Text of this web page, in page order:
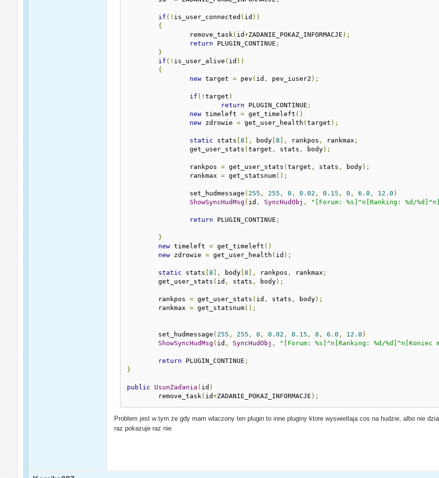
if (! is_user_connected ( id ))
{
		remove_task
( id+ZADANIE_POKAZ_INFORMACJE );
return PLUGIN_CONTINUE ;
}
if (! is_user_alive ( id ))
{
new target = pev ( id , pev_iuser2 );
if (!target )
return PLUGIN_CONTINUE ;
new timeleft = get_timeleft ()
new zdrowie = get_user_health (target );
static stats [8 ], body [8 ], rankpos , rankmax ;
		get_user_stats
(target , stats , body);
		rankpos
= get_user_stats (target , stats , body);
		rankmax
= get_statsnum();
		set_hudmessage
( 255 , 255 , 0 , 0.02 , 0.15 , 0 , 6.0 , 12.0 )
ShowSyncHudMsg ( id , SyncHudObj , "[Forum: %s]^n[Ranking: %d/
return PLUGIN_CONTINUE ;
}
new timeleft = get_timeleft ()
new zdrowie = get_user_health ( id );
static stats [8 ], body [8 ], rankpos , rankmax ;
	get_user_stats
( id , stats , body);
	rankpos
= get_user_stats ( id , stats , body);
	rankmax
= get_statsnum();
	set_hudmessage
( 255 , 255 , 0 , 0.02 , 0.15 , 0 , 6.0 , 12.0 )
ShowSyncHudMsg ( id , SyncHudObj , "[Forum: %s]^n[Ranking: %d/%d]^n[Koniec
return PLUGIN_CONTINUE ;
}
public UsunZadania ( id )
	remove_task
( id+ZADANIE_POKAZ_INFORMACJE );
Problem jest w tym że gdy mam wlaczony ten plugin to inne pluginy ktore wyswietlaja cos na hudzie, albo nie
raz pokazuje raz nie